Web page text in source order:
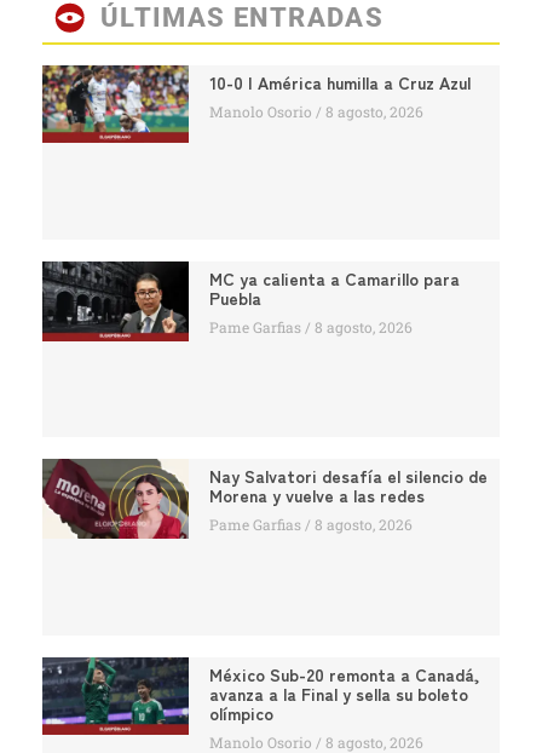
ÚLTIMAS ENTRADAS
10-0 | América humilla a Cruz Azul
Manolo Osorio 8 agosto, 2026
MC ya calienta a Camarillo para
Puebla
Pame Garfias 8 agosto, 2026
Nay Salvatori desafía el silencio de
Morena y vuelve a las redes
Pame Garfias 8 agosto, 2026
México Sub-20 remonta a Canadá,
avanza a la Final y sella su boleto
olímpico
Manolo Osorio 8 agosto, 2026